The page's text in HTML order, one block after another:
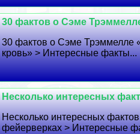
30 фактов о Сэме
30 фактов о Сэме Трэммелле
кровь» > Интересные факты...
Несколько интересных
Несколько интересных
фейерверках > Интересные